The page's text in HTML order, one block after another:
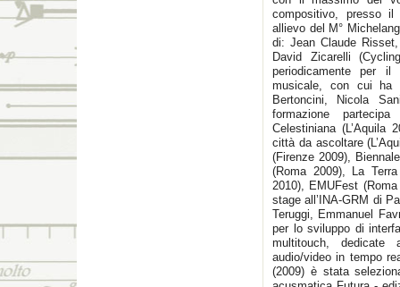
compositivo, presso il
allievo del M°
di: Jean Claude
David Zicarelli
periodicamente per
musicale, con cui ha
Bertoncini, Nicola
formazione
Celestiniana (L’Aquila
città da ascoltare
(Firenze 2009),
(Roma 2009), La
2010), EMUFest
stage all’INA-GRM di
Teruggi, Emmanuel
per lo sviluppo di
multitouch, dedicate
audio/video in tempo
(2009) è stata